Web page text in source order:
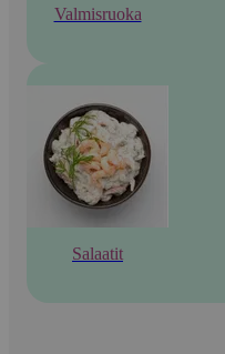
Valmisruoka
Salaatit